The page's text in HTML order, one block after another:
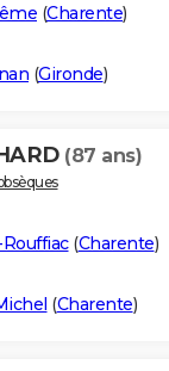
(Charente)
(Gironde)
(87 ans)
(Charente)
(Charente)